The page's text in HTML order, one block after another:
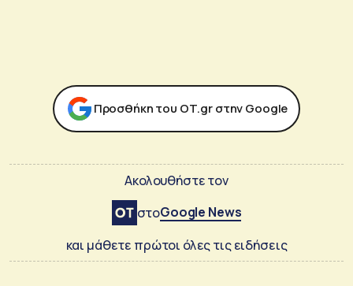
Προσθήκη του ΟΤ.gr στην Google
Ακολουθήστε τον
στοGoogle News
και μάθετε πρώτοι όλες τις ειδήσεις